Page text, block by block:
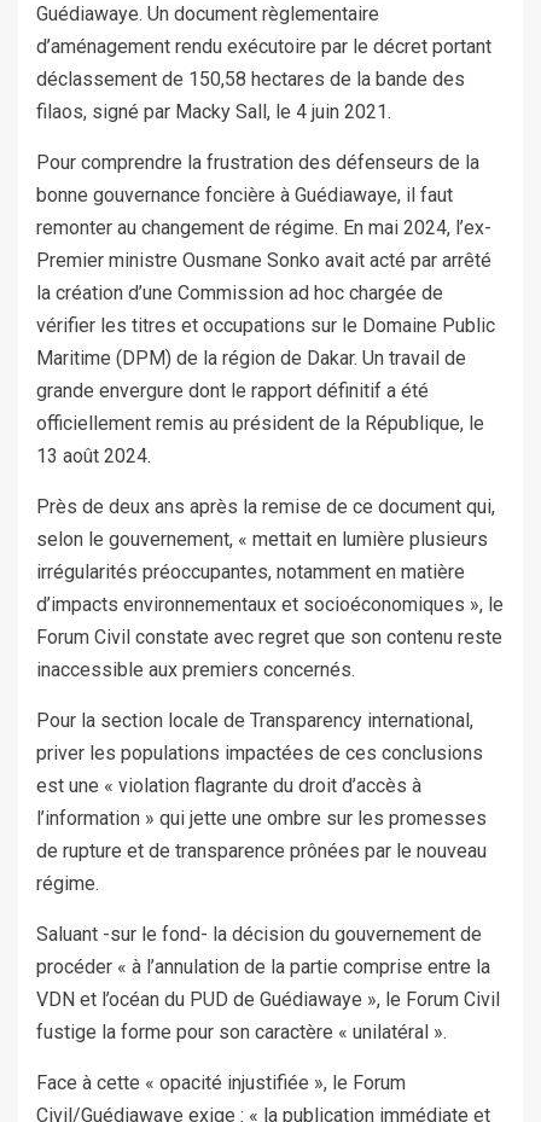
Guédiawaye. Un document règlementaire
d’aménagement rendu exécutoire par le décret portant
déclassement de 150,58 hectares de la bande des
filaos, signé par Macky Sall, le 4 juin 2021.
Pour comprendre la frustration des défenseurs de la
bonne gouvernance foncière à Guédiawaye, il faut
remonter au changement de régime. En mai 2024, l’ex-
Premier ministre Ousmane Sonko avait acté par arrêté
la création d’une Commission ad hoc chargée de
vérifier les titres et occupations sur le Domaine Public
Maritime (DPM) de la région de Dakar. Un travail de
grande envergure dont le rapport définitif a été
officiellement remis au président de la République, le
13 août 2024.
Près de deux ans après la remise de ce document qui,
selon le gouvernement, « mettait en lumière plusieurs
irrégularités préoccupantes, notamment en matière
d’impacts environnementaux et socioéconomiques », le
Forum Civil constate avec regret que son contenu reste
inaccessible aux premiers concernés.
Pour la section locale de Transparency international,
priver les populations impactées de ces conclusions
est une « violation flagrante du droit d’accès à
l’information » qui jette une ombre sur les promesses
de rupture et de transparence prônées par le nouveau
régime.
Saluant -sur le fond- la décision du gouvernement de
procéder « à l’annulation de la partie comprise entre la
VDN et l’océan du PUD de Guédiawaye », le Forum Civil
fustige la forme pour son caractère « unilatéral ».
Face à cette « opacité injustifiée », le Forum
Civil/Guédiawaye exige : « la publication immédiate et